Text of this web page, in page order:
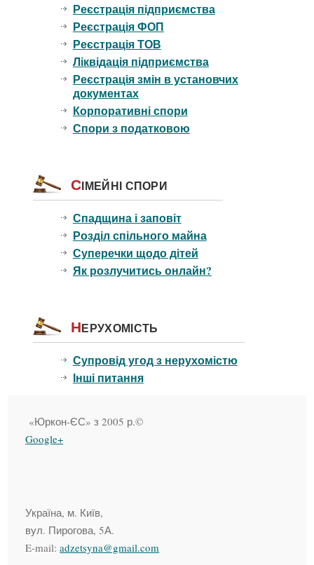
Реєстрація підприємства
Реєстрація ФОП
Реєстрація ТОВ
Ліквідація підприємства
Реєстрація змін в установчих
документах
Корпоративні спори
Спори з податковою
СІМЕЙНІ СПОРИ
Спадщина і заповіт
Розділ спільного майна
Суперечки щодо дітей
Як розлучитись онлайн?
НЕРУХОМІСТЬ
Супровід угод з нерухомістю
Інші питання
«Юркон-ЄС» з 2005 р.©
Google+
Україна, м. Київ,
вул. Пирогова, 5А.
E-mail:adzetsyna@gmail.com